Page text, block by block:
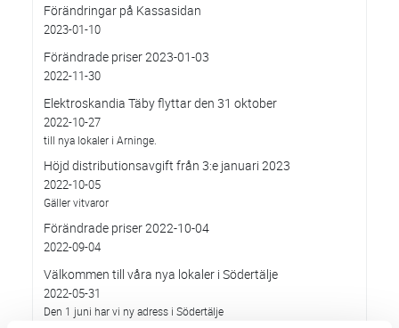
Förändringar på Kassasidan
2023-01-10
Förändrade priser 2023-01-03
2022-11-30
Elektroskandia Täby flyttar den 31 oktober
2022-10-27
till nya lokaler i Arninge.
Höjd distributionsavgift från 3:e januari 2023
2022-10-05
Gäller vitvaror
Förändrade priser 2022-10-04
2022-09-04
Välkommen till våra nya lokaler i Södertälje
2022-05-31
Den 1 juni har vi ny adress i Södertälje